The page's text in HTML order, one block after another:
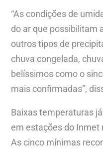
“As condições de
do ar que possibilitam
outros tipos de
chuva congelada,
belíssimos como o
mais confirmadas”,
Baixas temperaturas
em estações do Inmet
As cinco mínimas